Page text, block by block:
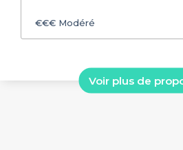
€€€ Modéré
Voir plus de